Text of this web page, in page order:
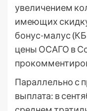
увеличением
имеющих
бонус-малус
цены ОСАГО в
Параллельно с
выплата: в